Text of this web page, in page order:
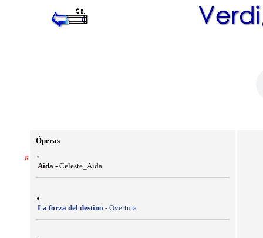
Óperas
Aida- Celeste_Aida
La forza del destino - Overtura